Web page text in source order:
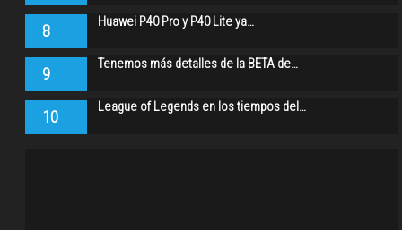
8 Huawei P40 Pro y P40 Lite ya…
9 Tenemos más detalles de la BETA de…
10 League of Legends en los tiempos del…